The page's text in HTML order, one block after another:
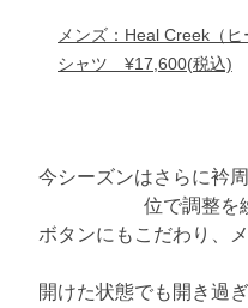
メンズ：Heal Creek（
シャツ ¥17,600(税込)
今シーズンはさらに衿
位で調整を
ボタンにもこだわり、
開けた状態でも開き過